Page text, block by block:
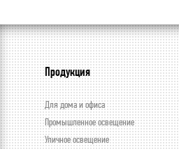
Продукция
Для дома и офиса
Промышленное освещение
Уличное освещение